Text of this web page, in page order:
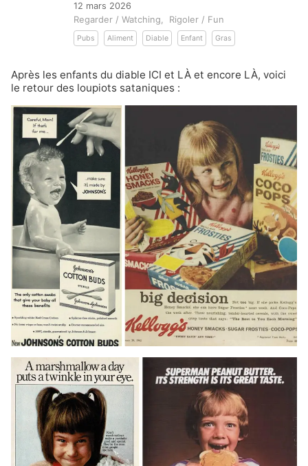
12 mars 2026
Regarder / Watching Rigoler / Fun
Pubs Aliment Diable Enfant Gras
Après les enfants du diable ICI et LÀ et encore LÀ, voici
le retour des loupiots sataniques :